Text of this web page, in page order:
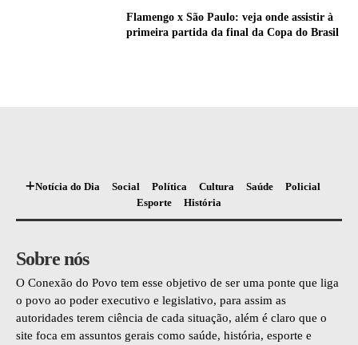
Flamengo x São Paulo: veja onde assistir à
primeira partida da final da Copa do Brasil
Notícia do Dia Social Política Cultura Saúde
Policial
Esporte
História
Sobre nós
O Conexão do Povo tem esse objetivo de ser uma ponte que liga
o povo ao poder executivo e legislativo, para assim as
autoridades terem ciência de cada situação, além é claro que o
site foca em assuntos gerais como saúde, história, esporte e